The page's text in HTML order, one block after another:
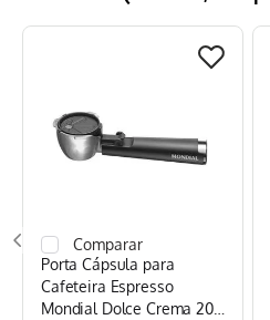
Porta Cápsula para
Cafeteira Espresso
Mondial Dolce Crema 20